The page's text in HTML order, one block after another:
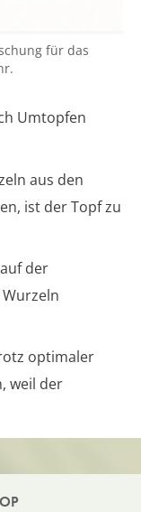
für das
Umtopfen
aus den
ist der Topf zu
der
optimaler
weil der